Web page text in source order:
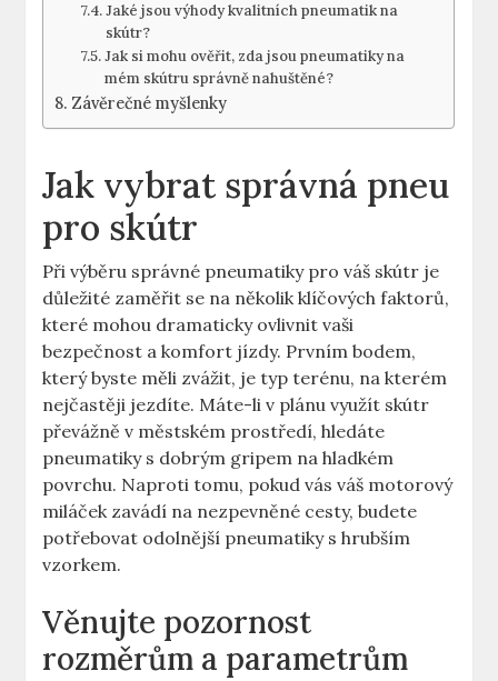
Jaké jsou výhody kvalitních pneumatik na
skútr?
Jak si mohu ověřit, zda jsou pneumatiky na
mém skútru správně nahuštěné?
Závěrečné myšlenky
Jak vybrat správná pneu
pro skútr
Při výběru správné pneumatiky pro váš skútr je
důležité zaměřit se na několik klíčových faktorů,
které mohou dramaticky ovlivnit vaši
bezpečnost a komfort jízdy. Prvním bodem,
který byste měli zvážit, je typ terénu, na kterém
nejčastěji jezdíte. Máte-li v plánu využít skútr
převážně v městském prostředí, hledáte
pneumatiky s dobrým gripem na hladkém
povrchu. Naproti tomu, pokud vás váš motorový
miláček zavádí na nezpevněné cesty, budete
potřebovat odolnější pneumatiky s hrubším
vzorkem.
Věnujte pozornost
rozměrům a parametrům